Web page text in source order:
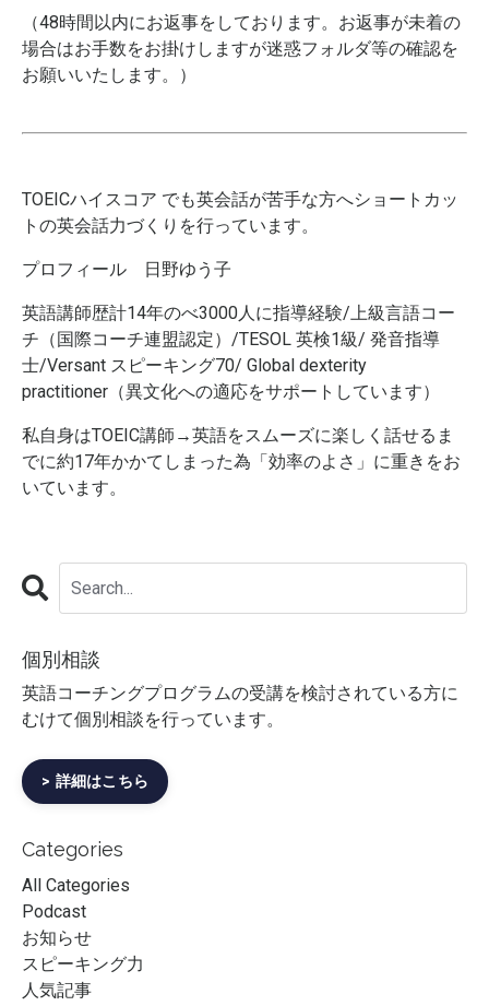
（48時間以内にお返事をしております。お返事が未着の
場合はお手数をお掛けしますが迷惑フォルダ等の確認を
お願いいたします。）
TOEICハイスコア でも英会話が苦手な方へショートカッ
トの英会話力づくりを行っています。
プロフィール 日野ゆう子
英語講師歴計14年のべ3000人に指導経験/上級言語コー
チ（国際コーチ連盟認定）/TESOL 英検1級/ 発音指導
士/Versant スピーキング70/ Global dexterity
practitioner（異文化への適応をサポートしています）
私自身はTOEIC講師→英語をスムーズに楽しく話せるま
でに約17年かかてしまった為「効率のよさ」に重きをお
いています。
個別相談
英語コーチングプログラムの受講を検討されている方に
むけて個別相談を行っています。
> 詳細はこちら
Categories
All Categories
Podcast
お知らせ
スピーキング力
人気記事